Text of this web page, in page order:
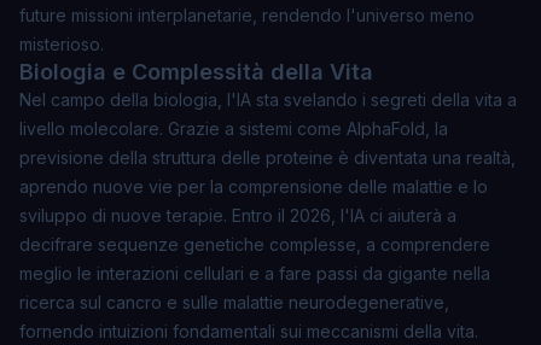
future missioni interplanetarie, rendendo l'universo meno
misterioso.
Biologia e Complessità della Vita
Nel campo della biologia, l'IA sta svelando i segreti della vita a
livello molecolare. Grazie a sistemi come AlphaFold, la
previsione della struttura delle proteine è diventata una realtà,
aprendo nuove vie per la comprensione delle malattie e lo
sviluppo di nuove terapie. Entro il 2026, l'IA ci aiuterà a
decifrare sequenze genetiche complesse, a comprendere
meglio le interazioni cellulari e a fare passi da gigante nella
ricerca sul cancro e sulle malattie neurodegenerative,
fornendo intuizioni fondamentali sui meccanismi della vita.